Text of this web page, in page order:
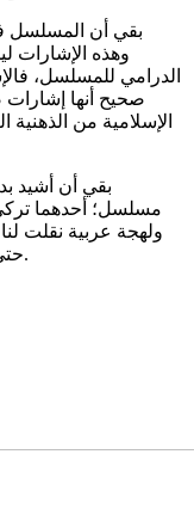
بقي أن المسلسل
وهذه الإشارات
الدرامي للمسلسل،
صحيح أنها إشارات
الإسلامية من
بقي أن أشيد
مسلسل؛ أحدهما
ولهجة عربية نقلت
حتى أنك قد تدمع عينك عند رؤية بعض المشاهد.